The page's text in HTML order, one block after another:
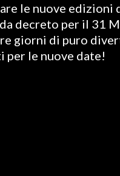
le nuove
decreto per il 31
giorni di puro
per le nuove date!